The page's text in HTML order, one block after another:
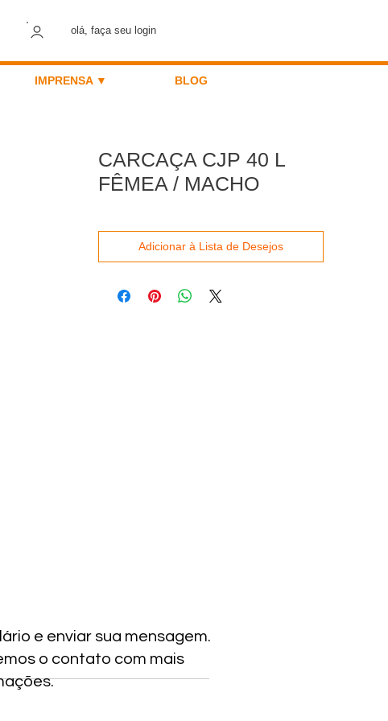
olá, faça seu login
IMPRENSA ▼ BLOG
CARCAÇA CJP 40 L
FÊMEA / MACHO
Adicionar à Lista de Desejos
e enviar sua mensagem.
o contato com mais